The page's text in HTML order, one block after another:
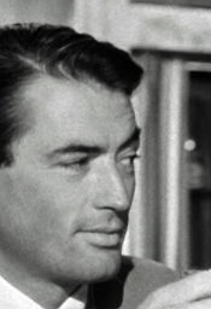
INDUSTRY
PLAYLIST
NoW
ALL
ARTICLES
LOGIN